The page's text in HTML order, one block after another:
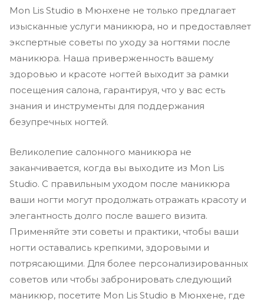
Mon Lis Studio в Мюнхене не только предлагает
изысканные услуги маникюра, но и предоставляет
экспертные советы по уходу за ногтями после
маникюра. Наша приверженность вашему
здоровью и красоте ногтей выходит за рамки
посещения салона, гарантируя, что у вас есть
знания и инструменты для поддержания
безупречных ногтей.
Великолепие салонного маникюра не
заканчивается, когда вы выходите из Mon Lis
Studio. С правильным уходом после маникюра
ваши ногти могут продолжать отражать красоту и
элегантность долго после вашего визита.
Применяйте эти советы и практики, чтобы ваши
ногти оставались крепкими, здоровыми и
потрясающими. Для более персонализированных
советов или чтобы забронировать следующий
маникюр, посетите Mon Lis Studio в Мюнхене, где